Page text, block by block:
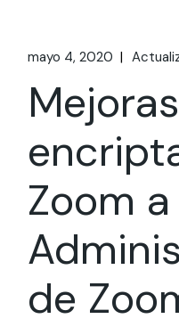
mayo 4, 2020
Zoom
de